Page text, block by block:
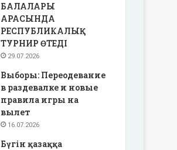
БАЛАЛАРЫ
АРАСЫНДА
РЕСПУБЛИКАЛЫҚ
ТУРНИР ӨТЕДІ
29.07.2026
Выборы: Переодевание
в раздевалке и новые
правила игры на
вылет
16.07.2026
Бүгін қазаққа